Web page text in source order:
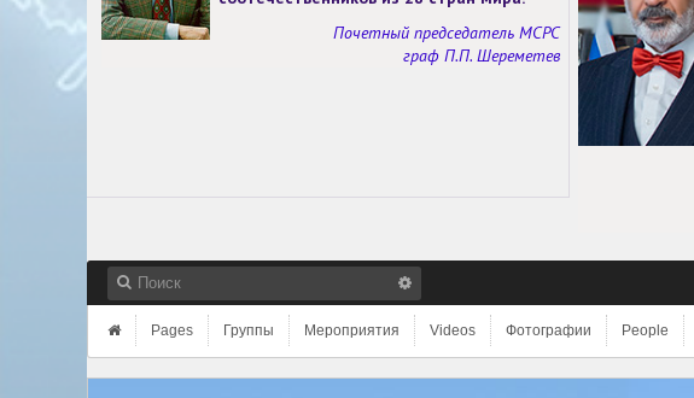
Почетный председатель МСРС
граф П.П. Шереметев
Pages Группы Мероприятия Videos Фотографии People